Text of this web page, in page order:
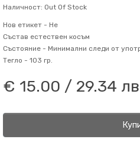
Наличност: Out Of Stock
Нов етикет - Не
Състав естествен косъм
Състояние - Минимални следи от
Тегло - 103 гр.
€ 15.00 / 29.34 лв